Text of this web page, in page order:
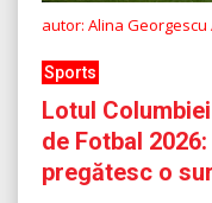
autor: Alina Georgescu
Sports
Lotul
de Fotbal
pregătesc o